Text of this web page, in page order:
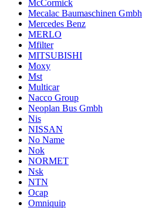
McCormick
Mecalac Baumaschinen Gmbh
Mercedes Benz
MERLO
Mfilter
MITSUBISHI
Moxy
Mst
Multicar
Nacco Group
Neoplan Bus Gmbh
Nis
NISSAN
No Name
Nok
NORMET
Nsk
NTN
Ocap
Omniquip